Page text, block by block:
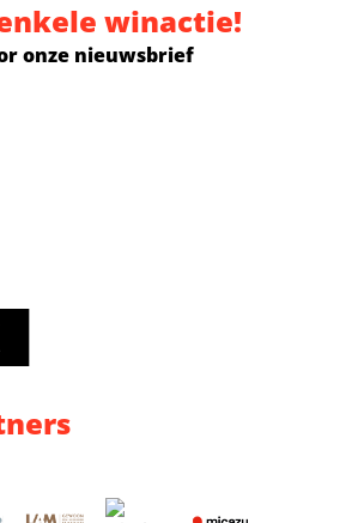
winactie!
onze nieuwsbrief